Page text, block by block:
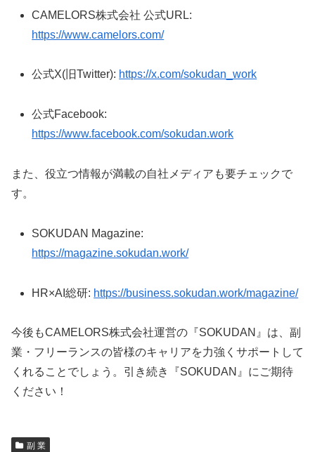
CAMELORS株式会社 公式URL:
https://www.camelors.com/
公式X(旧Twitter): https://x.com/sokudan_work
公式Facebook:
https://www.facebook.com/sokudan.work
また、役立つ情報が満載の自社メディアも要チェックで
す。
SOKUDAN Magazine:
https://magazine.sokudan.work/
HR×AI総研: https://business.sokudan.work/magazine/
今後もCAMELORS株式会社運営の『SOKUDAN』は、副
業・フリーランスの皆様のキャリアを力強くサポートして
くれることでしょう。引き続き『SOKUDAN』にご期待
ください！
副 業